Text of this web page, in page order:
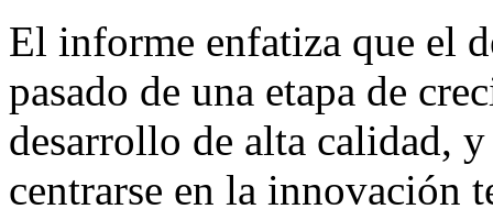
El informe enfatiza que el
pasado de una etapa de
desarrollo de alta calidad,
centrarse en la innovación